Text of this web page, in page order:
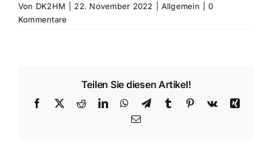
Von DK2HM 22. November 2022 Allgemein
0
Kommentare
Teilen Sie diesen Artikel!
Facebook
X RedditLinkedInWhatsApp
TelegramTumblr Pinterest
Vk
Xing
E-